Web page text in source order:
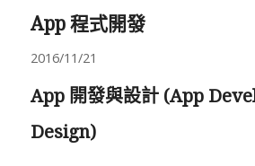
App 程式開發
2016/11/21
App 開發與設計 (App
Design)